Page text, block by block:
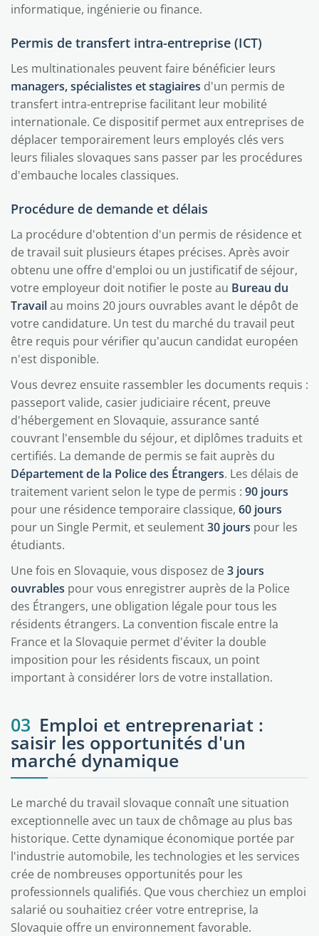
informatique, ingénierie ou finance.
Permis de transfert intra-entreprise (ICT)
Les multinationales peuvent faire bénéficier leurs
managers, spécialistes et stagiaires d'un permis de
transfert intra-entreprise facilitant leur mobilité
internationale. Ce dispositif permet aux entreprises de
déplacer temporairement leurs employés clés vers
leurs filiales slovaques sans passer par les procédures
d'embauche locales classiques.
Procédure de demande et délais
La procédure d'obtention d'un permis de résidence et
de travail suit plusieurs étapes précises. Après avoir
obtenu une offre d'emploi ou un justificatif de séjour,
votre employeur doit notifier le poste au Bureau du
Travailau moins 20 jours ouvrables avant le dépôt de
votre candidature. Un test du marché du travail peut
être requis pour vérifier qu'aucun candidat européen
n'est disponible.
Vous devrez ensuite rassembler les documents requis :
passeport valide, casier judiciaire récent, preuve
d'hébergement en Slovaquie, assurance santé
couvrant l'ensemble du séjour, et diplômes traduits et
certifiés. La demande de permis se fait auprès du
Département de la Police des Étrangers. Les délais de
traitement varient selon le type de permis : 90 jours
pour une résidence temporaire classique, 60 jours
pour un Single Permit, et seulement30 jours pour les
étudiants.
Une fois en Slovaquie, vous disposez de3 jours
ouvrables pour vous enregistrer auprès de la Police
des Étrangers, une obligation légale pour tous les
résidents étrangers. La convention fiscale entre la
France et la Slovaquie permet d'éviter la double
imposition pour les résidents fiscaux, un point
important à considérer lors de votre installation.
03 Emploi et entreprenariat :
saisir les opportunités d'un
marché dynamique
Le marché du travail slovaque connaît une situation
exceptionnelle avec un taux de chômage au plus bas
historique. Cette dynamique économique portée par
l'industrie automobile, les technologies et les services
crée de nombreuses opportunités pour les
professionnels qualifiés. Que vous cherchiez un emploi
salarié ou souhaitiez créer votre entreprise, la
Slovaquie offre un environnement favorable.